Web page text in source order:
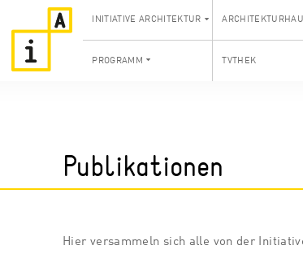
INITIATIVE ARCHITEKTUR
PROGRAMM TVTHEK
Publikationen
Hier versammeln sich alle von der